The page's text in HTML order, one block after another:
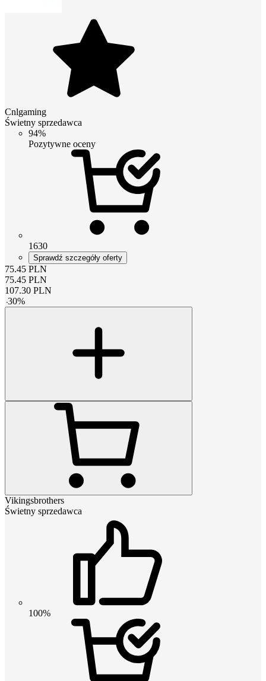
Cnlgaming
Świetny sprzedawca
94%
Pozytywne oceny
1630
Sprawdź szczegóły oferty
75.45 PLN
75.45 PLN
107.30 PLN
-30%
Vikingsbrothers
Świetny sprzedawca
100%